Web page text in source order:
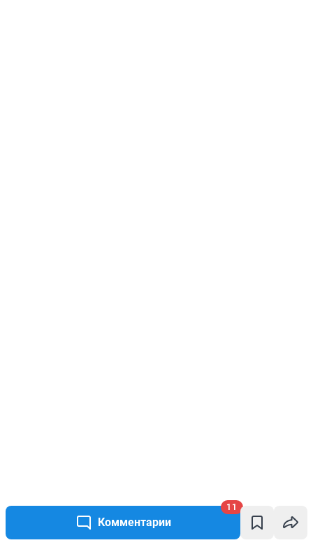
Комментарии
11